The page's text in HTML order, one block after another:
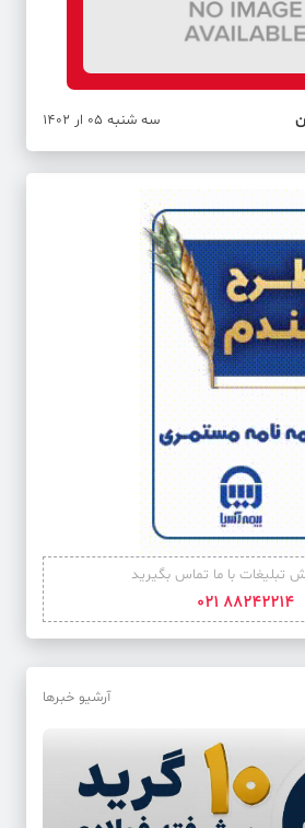
سه شنبه 05 ار 1402
تبلیغات با ما تماس بگیرید
88242214 021
آرشیو خبرها